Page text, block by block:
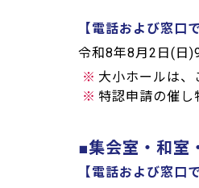
【電話および窓口
令和8年8月2日(日
※ 大小ホールは
※ 特認申請の催
■集会室・和室
【電話および窓口